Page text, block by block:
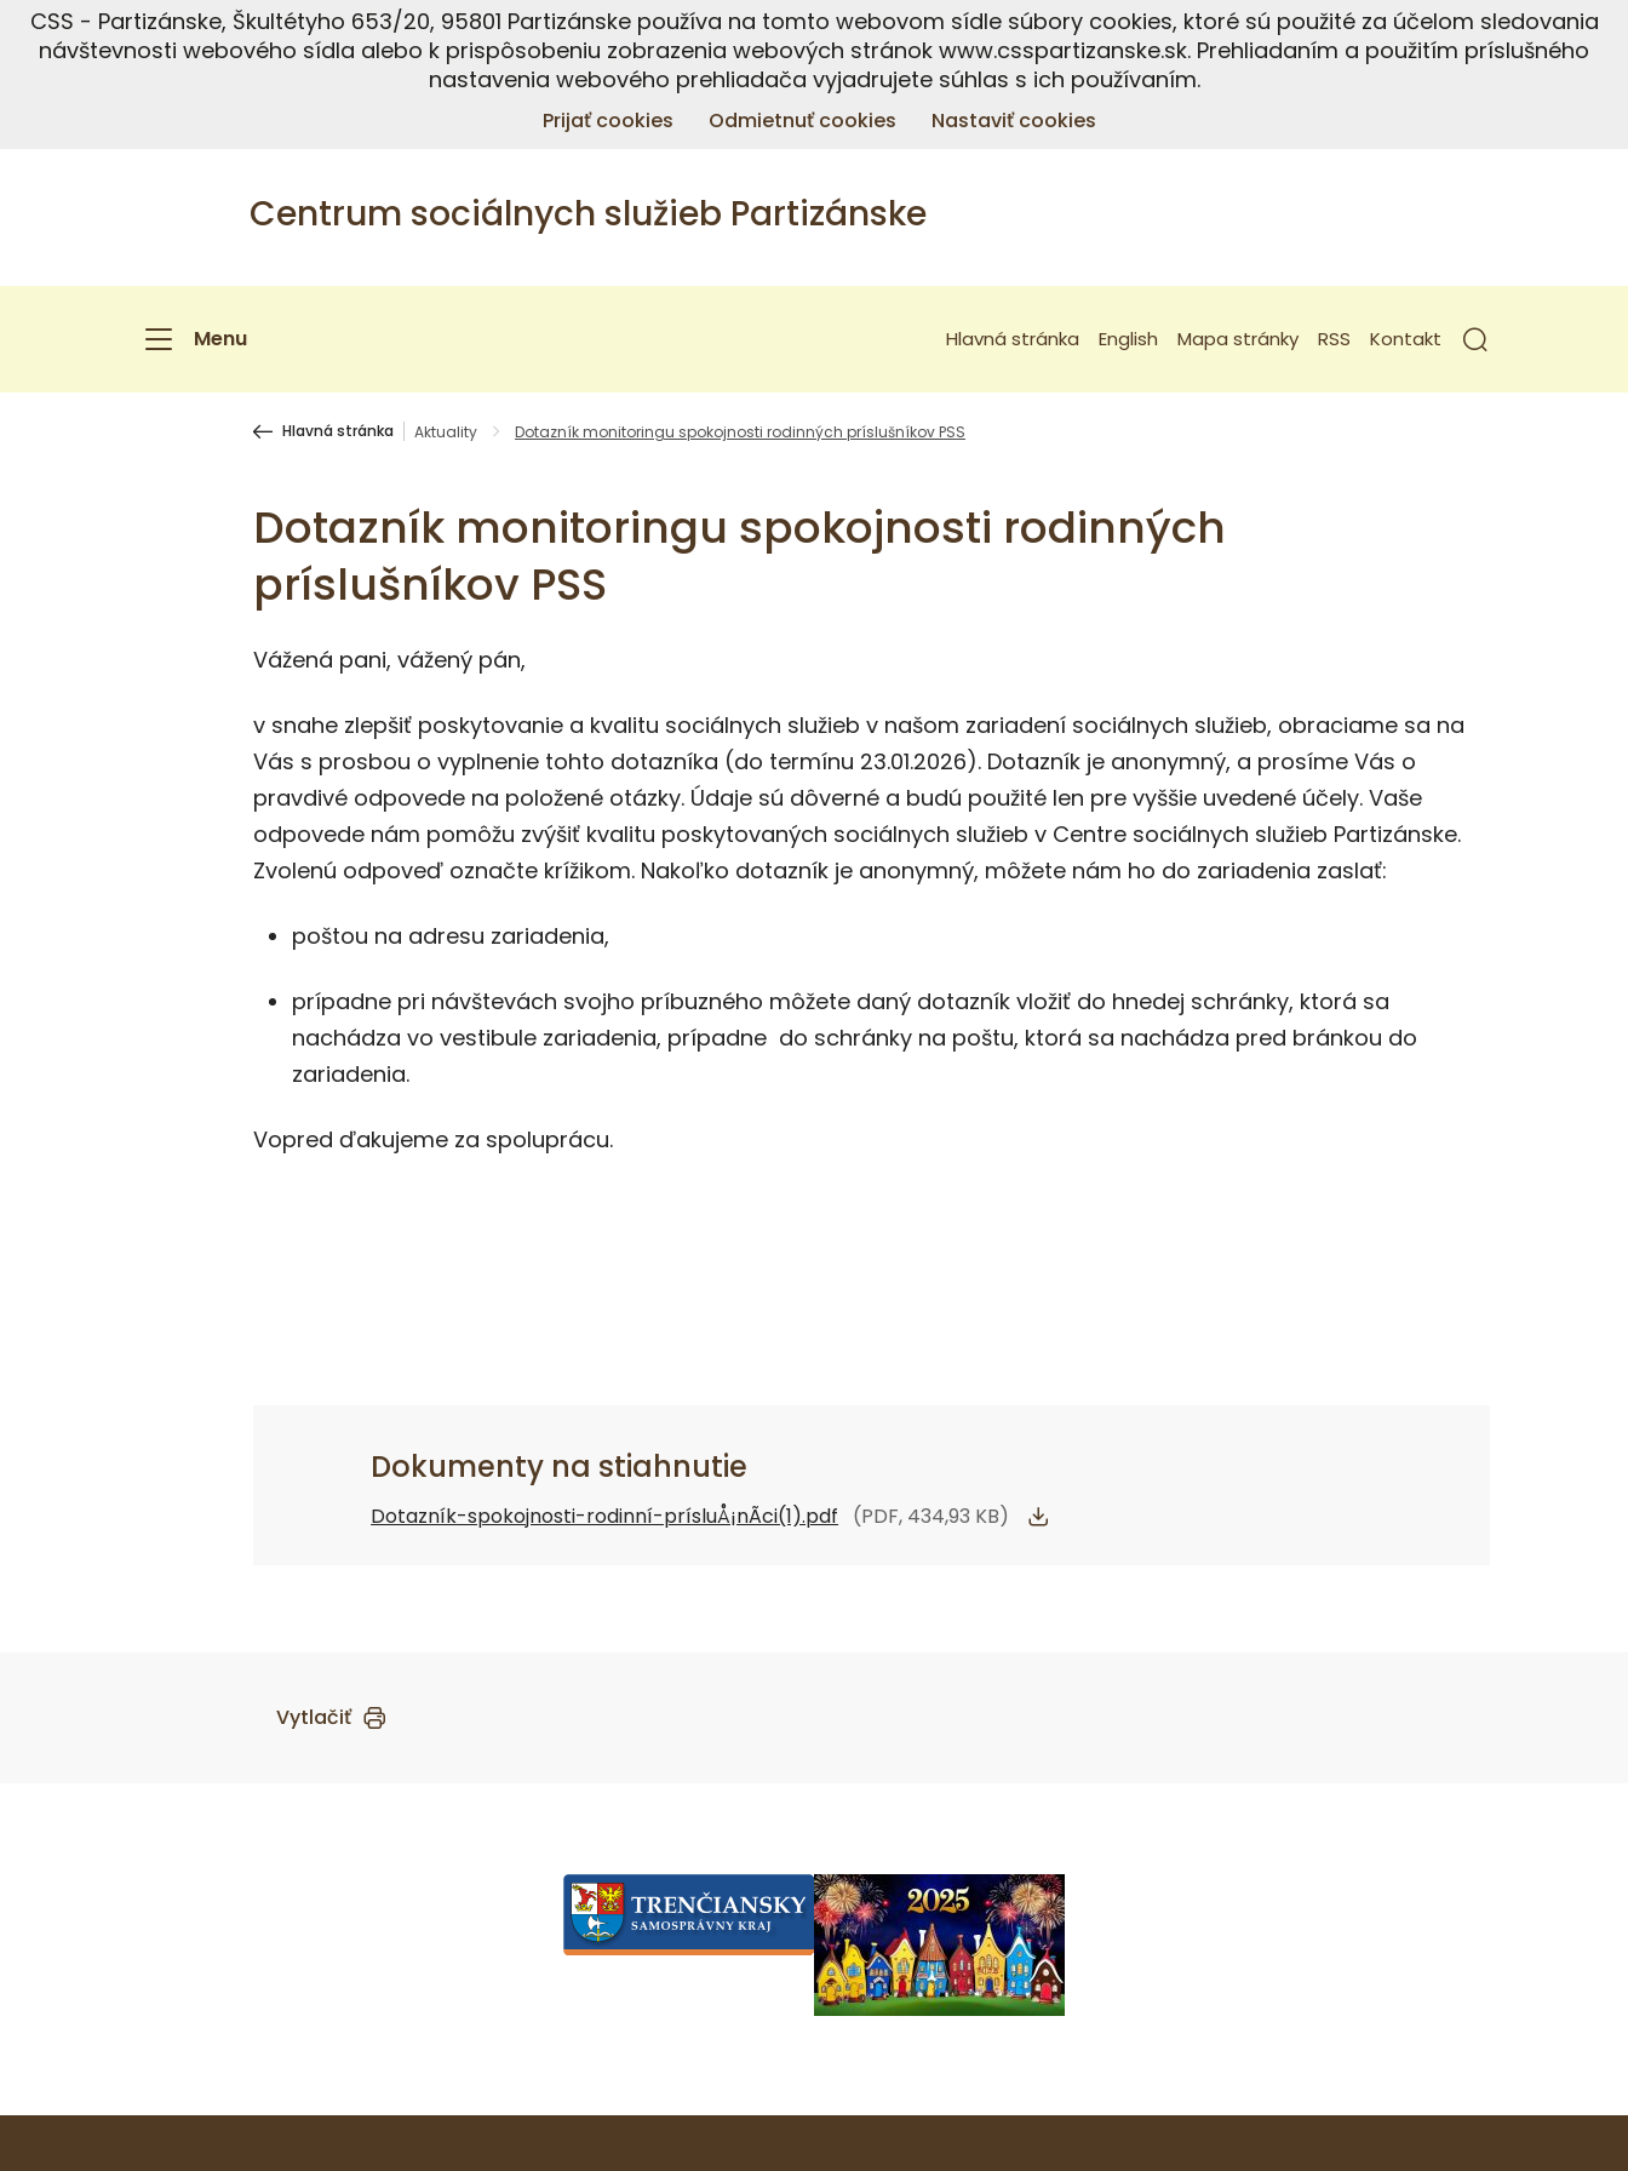
CSS - Partizánske, Škultétyho 653/20, 95801 Partizánske používa na tomto webovom sídle súbory cookies, ktoré sú použité za účelom sledovania
návštevnosti webového sídla alebo k prispôsobeniu zobrazenia webových stránok www.csspartizanske.sk. Prehliadaním a použitím príslušného
nastavenia webového prehliadača vyjadrujete súhlas s ich používaním.
Prijať cookies Odmietnuť cookies Nastaviť cookies
Centrum sociálnych služieb Partizánske
Menu Hlavná stránka English Mapa stránky RSS Kontakt
Hlavná stránka Aktuality Dotazník monitoringu spokojnosti rodinných príslušníkov PSS
Dotazník monitoringu spokojnosti rodinných
príslušníkov PSS
Vážená pani, vážený pán,
v snahe zlepšiť poskytovanie a kvalitu sociálnych služieb v našom zariadení sociálnych služieb, obraciame sa na
Vás s prosbou o vyplnenie tohto dotazníka (do termínu 23.01.2026). Dotazník je anonymný, a prosíme Vás o
pravdivé odpovede na položené otázky. Údaje sú dôverné a budú použité len pre vyššie uvedené účely. Vaše
odpovede nám pomôžu zvýšiť kvalitu poskytovaných sociálnych služieb v Centre sociálnych služieb Partizánske.
Zvolenú odpoveď označte krížikom. Nakoľko dotazník je anonymný, môžete nám ho do zariadenia zaslať:
poštou na adresu zariadenia,
prípadne pri návštevách svojho príbuzného môžete daný dotazník vložiť do hnedej schránky, ktorá sa
nachádza vo vestibule zariadenia, prípadne do schránky na poštu, ktorá sa nachádza pred bránkou do
zariadenia.
Vopred ďakujeme za spoluprácu.
Dokumenty na stiahnutie
Dotazník-spokojnosti-rodinní-prísluÅ¡nÃ­ci(1).pdf (PDF, 434,93 KB)
Vytlačiť